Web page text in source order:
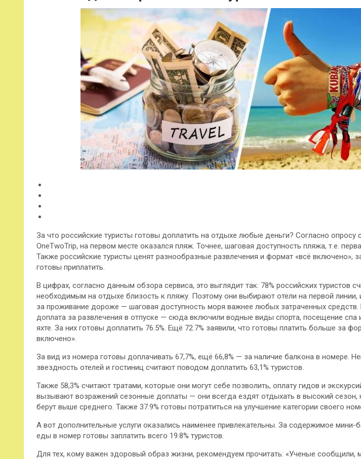
За что российские туристы готовы доплатить на отдыхе любые деньги? Согласно опросу
OneTwoTrip, на первом месте оказался пляж. Точнее, шаговая доступность пляжа, т.е.
Также российские туристы ценят разнообразные развлечения и формат «всё включено»,
готовы приплатить.
В цифрах, согласно данным обзора сервиса, это выглядит так: 78% российских туристов
необходимым на отдыхе близость к пляжу. Поэтому они выбирают отели на первой линии,
за проживание дороже — шаговая доступность моря важнее любых затраченных средств.
доплата за развлечения в отпуске — сюда включили водные виды спорта, посещение спа
яхте. За них готовы доплатить 76.5%. Ещё 72.7% заявили, что готовы платить больше за
включено».
За вид из номера готовы доплачивать 67,7%, ещё 66,8% — за наличие балкона в номере.
звездность отелей и гостиниц считают поводом доплатить 63,1% туристов.
Также 58,3% считают тратами, которые они могут себе позволить, оплату гидов и
вызывают возражений сезонные доплаты — они всегда ездят отдыхать в высокий сезон,
берут выше среднего. Также 37.9% готовы потратиться на улучшение категории своего
А вот дополнительные услуги оказались наименее привлекательны. За содержимое мини-
еды в номер готовы заплатить всего 19.8% туристов.
Для тех, кому важен здоровый образ жизни, рекомендуем прочитать: «Ученые сообщили,